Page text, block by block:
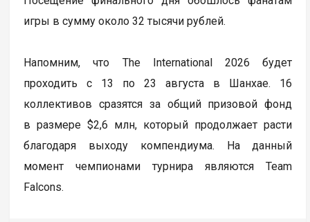
игры в сумму около 32 тысячи рублей.
Напомним, что The International 2026 будет
проходить с 13 по 23 августа в Шанхае. 16
коллективов сразятся за общий призовой фонд
в размере $2,6 млн, который продолжает расти
благодаря выходу компендиума. На данный
момент чемпионами турнира являются Team
Falcons.